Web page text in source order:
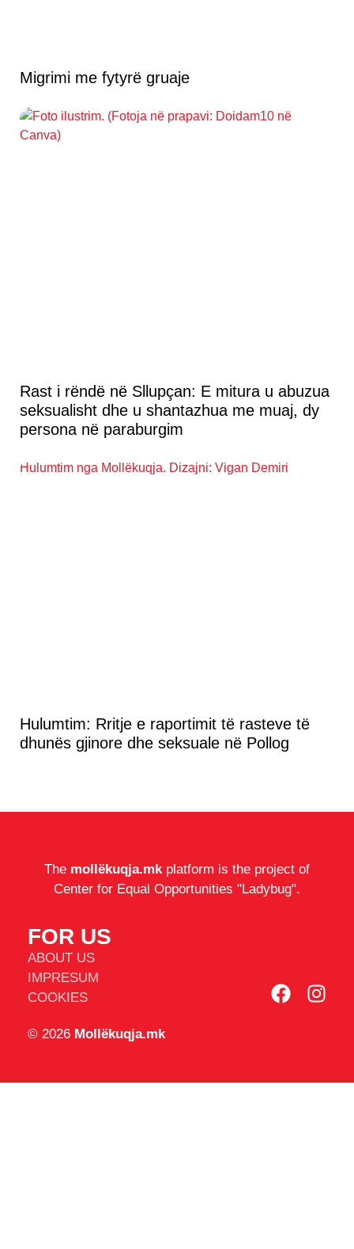
Migrimi me fytyrë gruaje
Rast i rëndë në Sllupçan: E mitura u abuzua
seksualisht dhe u shantazhua me muaj, dy
persona në paraburgim
Hulumtim: Rritje e raportimit të rasteve të
dhunës gjinore dhe seksuale në Pollog
The mollëkuqja.mk platform is the project of
Center for Equal Opportunities "Ladybug".
FOR US
ABOUT US
IMPRESUM
COOKIES
© 2026 Mollëkuqja.mk